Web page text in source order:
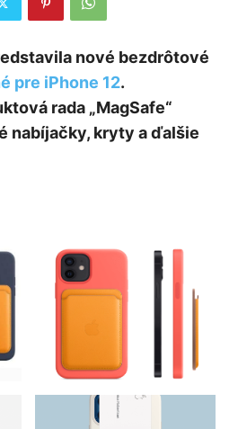
nové bezdrôtové
pre iPhone 12.
rada „MagSafe“
nabíjačky, kryty a ďalšie